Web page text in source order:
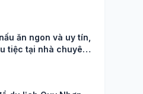
ăn ngon và uy tín,
tiệc tại nhà chuyên